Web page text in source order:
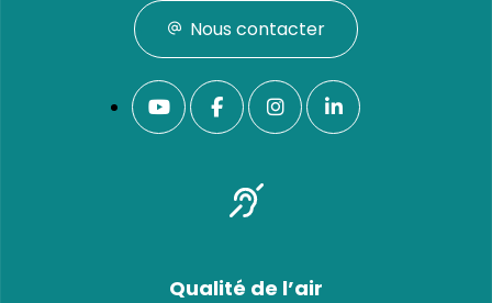
Nous contacter
Qualité de l’air